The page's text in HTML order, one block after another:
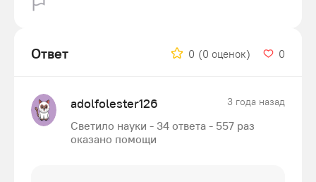
Ответ 0 (0 оценок) 0
adolfolester126 3 года назад
Светило науки - 34 ответа - 557 раз
оказано помощи